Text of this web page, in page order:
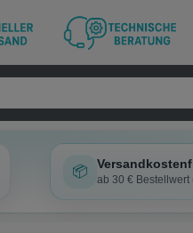
📦
ab 30 € Bestellwert